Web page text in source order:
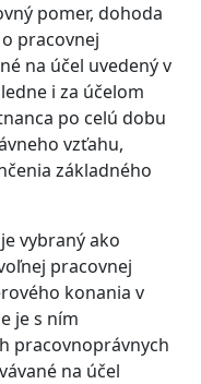
pomer, dohoda
pracovnej
na účel uvedený v
i za účelom
po celú dobu
vzťahu,
základného
vybraný ako
pracovnej
konania v
je s ním
pracovnoprávnych
na účel